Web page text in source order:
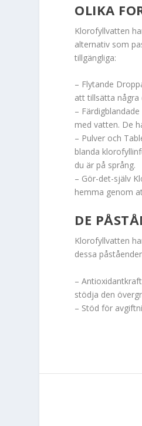
OLIKA
Klorofyllvatten
alternativ som
tillgängliga:
– Flytande
att tillsätta några
–
med vatten. De
– Pulver och
blanda
du är på språng.
– Gör-det-själv
hemma genom
DE
Klorofyllvatten
dessa
–
stödja den
– Stöd för